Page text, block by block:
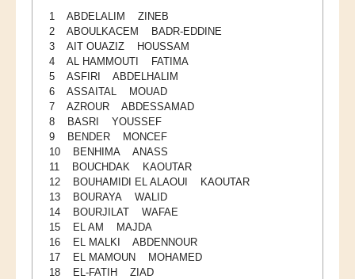
Master IOSM
Master IFGR
Master CloudHPC
Master Bio-MSCS
Master SDBD
Docteurs
ALUMNI
FORMATIONS
FORMATION INGENIEUR
Ingénierie Intelligence Artificielle (2IA)
1 ABDELALIM ZINEB
2 ABOULKACEM BADR-EDDINE
3 AIT OUAZIZ HOUSSAM
4 AL HAMMOUTI FATIMA
5 ASFIRI ABDELHALIM
6 ASSAITAL MOUAD
7 AZROUR ABDESSAMAD
8 BASRI YOUSSEF
9 BENDER MONCEF
10 BENHIMA ANASS
11 BOUCHDAK KAOUTAR
12 BOUHAMIDI EL ALAOUI KAOUTAR
13 BOURAYA WALID
14 BOURJILAT WAFAE
15 EL AM MAJDA
16 EL MALKI ABDENNOUR
17 EL MAMOUN MOHAMED
18 EL-FATIH ZIAD